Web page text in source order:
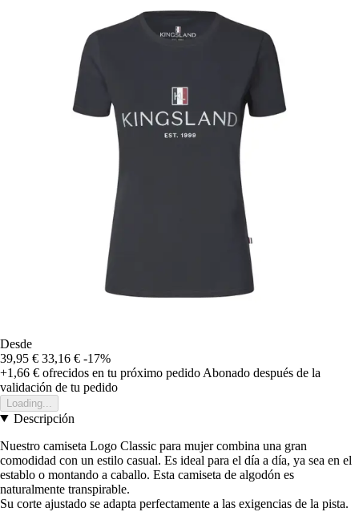
Desde
39,95 € 33,16 € -17%
+1,66 € ofrecidos en tu próximo pedido Abonado después de la
validación de tu pedido
Loading...
Descripción
Nuestro camiseta Logo Classic para mujer combina una gran
comodidad con un estilo casual. Es ideal para el día a día, ya sea en el
establo o montando a caballo. Esta camiseta de algodón es
naturalmente transpirable.
Su corte ajustado se adapta perfectamente a las exigencias de la pista.